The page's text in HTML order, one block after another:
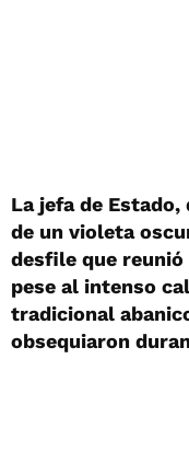
La jefa de
de un violeta
desfile que
pese al intenso
tradicional
obsequiaron